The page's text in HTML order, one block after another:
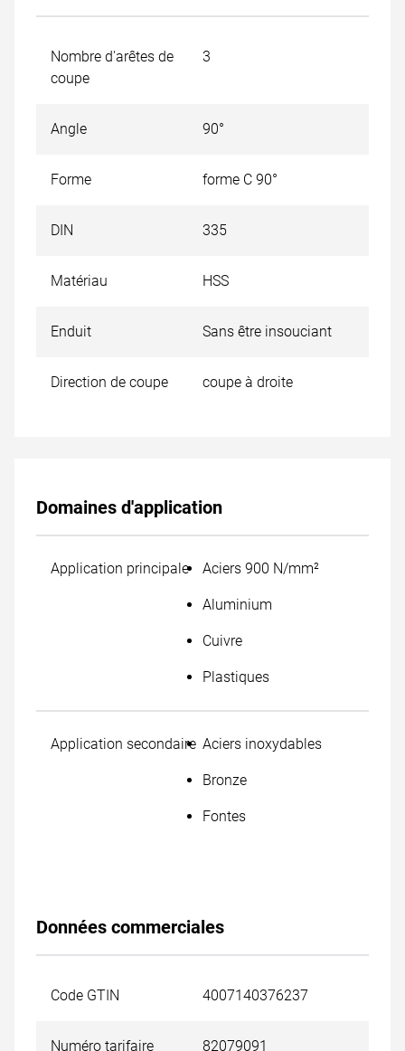
Nombre d'arêtes de
coupe
3
Angle 90°
Forme forme C 90°
DIN 335
Matériau HSS
Enduit Sans être insouciant
Direction de coupe coupe à droite
Domaines d'application
Application principale Aciers 900 N/mm²
Aluminium
Cuivre
Plastiques
Application secondaire Aciers inoxydables
Bronze
Fontes
Données commerciales
Code GTIN 4007140376237
Numéro tarifaire 82079091